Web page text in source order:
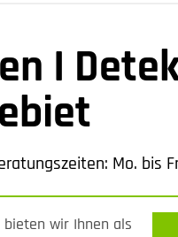
I
Mo. bis
bieten wir Ihnen als